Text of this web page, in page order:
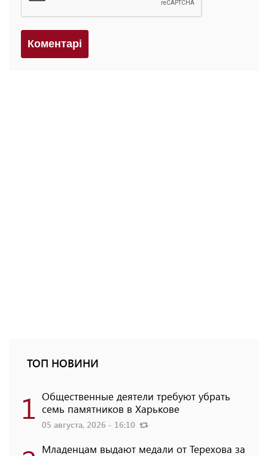
Коментарi
ТОП НОВИНИ
1 Общественные деятели требуют убрать
семь памятников в Харькове
05 августа, 2026 - 16:10
Младенцам выдают медали от Терехова за